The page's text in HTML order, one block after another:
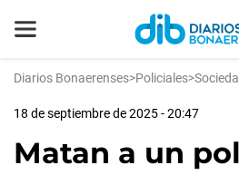
Diarios Bonaerenses>Policiales>
18 de septiembre de 2025 - 20:47
Matan a un